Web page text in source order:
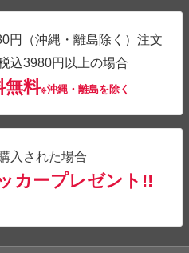
円（沖縄・離島除く）注文
込3980円以上の場合
無料※沖縄・離島を除く
入された場合
カープレゼント!!